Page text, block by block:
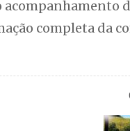
acompanhamento
completa da